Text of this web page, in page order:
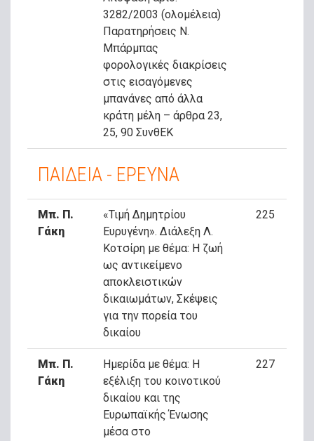
3282/2003 (ολομέλεια)
Παρατηρήσεις Ν.
Μπάρμπας
φορολογικές διακρίσεις
στις εισαγόμενες
μπανάνες από άλλα
κράτη μέλη – άρθρα 23,
25, 90 ΣυνθΕΚ
ΠΑΙΔΕΙΑ - ΕΡΕΥΝΑ
Μπ. Π.
Γάκη
«Τιμή Δημητρίου
Ευρυγένη». Διάλεξη Λ.
Κοτσίρη με θέμα: Η ζωή
ως αντικείμενο
αποκλειστικών
δικαιωμάτων, Σκέψεις
για την πορεία του
δικαίου
225
Μπ. Π.
Γάκη
Ημερίδα με θέμα: Η
εξέλιξη του κοινοτικού
δικαίου και της
Ευρωπαϊκής Ένωσης
μέσα στο
227